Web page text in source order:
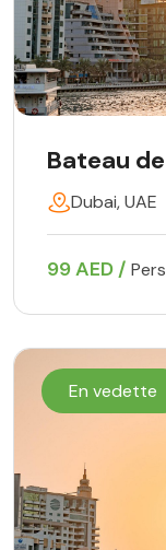
Bateau
Dubai, UAE
99 AED /
En vedette